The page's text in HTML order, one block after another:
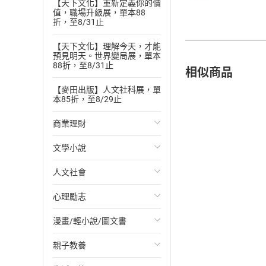
【天下文化】重新定義你的價
值，職場升級展，單本88
折，至8/31止
【天下文化】理解今天，才能
預見明天。世界變局展，單本
88折，至8/31止
【麥田出版】人文社科展，單
本85折，至8/29止
商業理財
投資理財
經濟/趨勢
財務/金融
管理/領導
職場工作術
文學小說
歐美文學
日本文學
韓國文學
華文文學
人文社會
國際關係
政治
社會科學
心理勵志
心靈成長/情緒
人際關係
漫畫/輕小說/圖文書
輕小說
親子教養
相似商品